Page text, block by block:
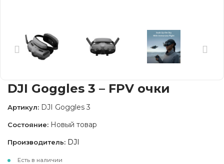
DJI Goggles 3 – FPV очки
Артикул: DJI Goggles 3
Состояние: Новый товар
Производитель: DJI
Есть в наличии